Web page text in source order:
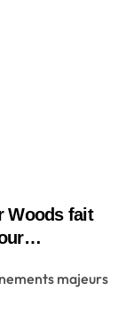
Woods fait